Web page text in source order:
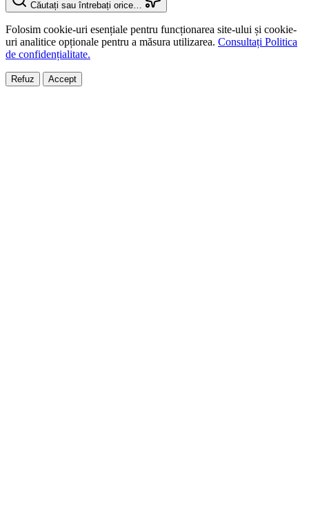
Căutați sau întrebați orice…
Folosim cookie-uri esențiale pentru funcționarea site-ului și cookie-
uri analitice opționale pentru a măsura utilizarea. Consultați Politica
de confidențialitate.
Refuz Accept